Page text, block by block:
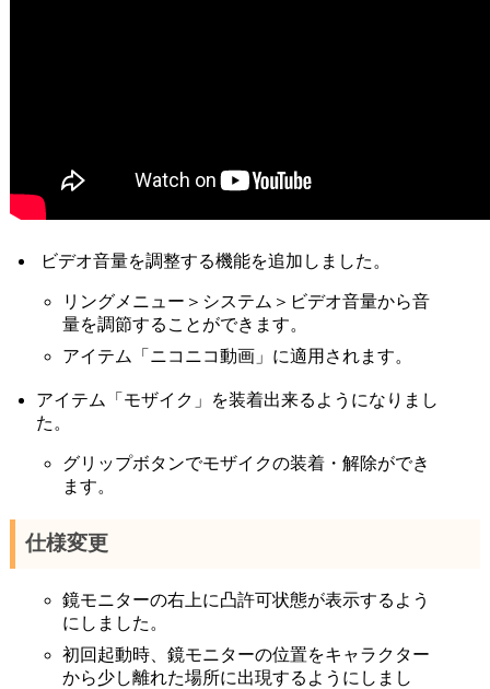
ビデオ音量を調整する機能を追加しました。
リングメニュー＞システム＞ビデオ音量から音
量を調節することができます。
アイテム「ニコニコ動画」に適用されます。
アイテム「モザイク」を装着出来るようになりまし
た。
グリップボタンでモザイクの装着・解除ができ
ます。
仕様変更
鏡モニターの右上に凸許可状態が表示するよう
にしました。
初回起動時、鏡モニターの位置をキャラクター
から少し離れた場所に出現するようにしまし